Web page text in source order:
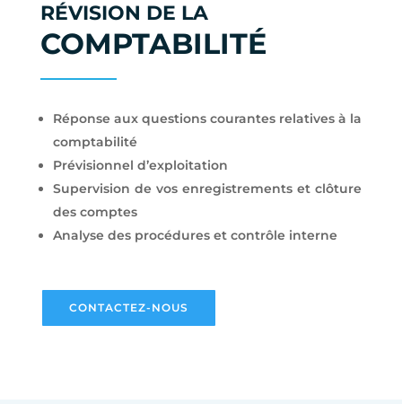
RÉVISION DE LA
COMPTABILITÉ
Réponse aux questions courantes relatives à la
comptabilité
Prévisionnel d’exploitation
Supervision de vos enregistrements et clôture
des comptes
Analyse des procédures et contrôle interne
CONTACTEZ-NOUS